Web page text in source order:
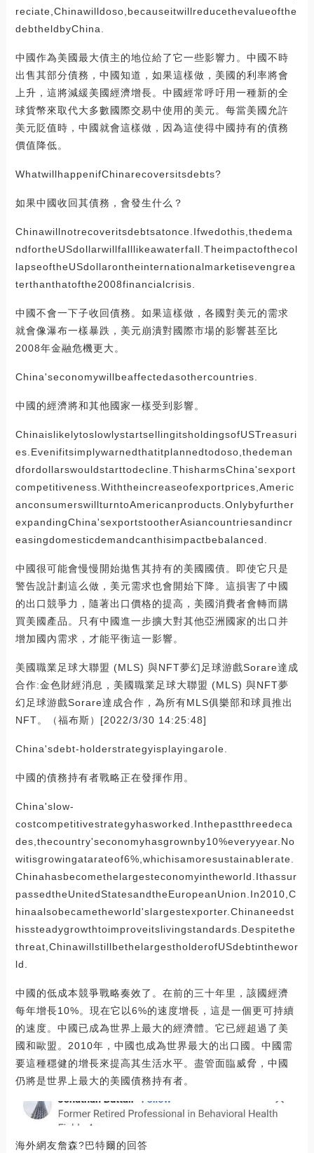
reciate,Chinawilldoso,becauseitwillreducethevalueofthe
debtheldbyChina.
中國作為美國最大債主的地位給了它一些影響力。中國不時
出售其部分債務，中國知道，如果這樣做，美國的利率將會
上升，這將減緩美國經濟增長。中國經常呼吁用一種新的全
球貨幣來取代大多數國際交易中使用的美元。每當美國允許
美元貶值時，中國就會這樣做，因為這使得中國持有的債務
價值降低。
WhatwillhappenifChinarecoversitsdebts?
如果中國收回其債務，會發生什么？
Chinawillnotrecoveritsdebtsatonce.Ifwedothis,thedema
ndfortheUSdollarwillfalllikeawaterfall.Theimpactofthecol
lapseoftheUSdollarontheinternationalmarketisevengrea
terthanthatofthe2008financialcrisis.
中國不會一下子收回債務。如果這樣做，各國對美元的需求
就會像瀑布一樣暴跌，美元崩潰對國際市場的影響甚至比
2008年金融危機更大。
China'seconomywillbeaffectedasothercountries.
中國的經濟將和其他國家一樣受到影響。
ChinaislikelytoslowlystartsellingitsholdingsofUSTreasuri
es.Evenifitsimplywarnedthatitplannedtodoso,thedeman
dfordollarswouldstarttodecline.ThisharmsChina'sexport
competitiveness.Withtheincreaseofexportprices,Americ
anconsumerswillturntoAmericanproducts.Onlybyfurther
expandingChina'sexportstootherAsiancountriesandincr
easingdomesticdemandcanthisimpactbebalanced.
中國很可能會慢慢開始拋售其持有的美國國債。即使它只是
警告說計劃這么做，美元需求也會開始下降。這損害了中國
的出口競爭力，隨著出口價格的提高，美國消費者會轉而購
買美國產品。只有中國進一步擴大對其他亞洲國家的出口并
增加國內需求，才能平衡這一影響。
美國職業足球大聯盟 (MLS) 與NFT夢幻足球游戲Sorare達成
合作:金色財經消息，美國職業足球大聯盟 (MLS) 與NFT夢
幻足球游戲Sorare達成合作，為所有MLS俱樂部和球員推出
NFT。（福布斯）[2022/3/30 14:25:48]
China'sdebt-holderstrategyisplayingarole.
中國的債務持有者戰略正在發揮作用。
China'slow-
costcompetitivestrategyhasworked.Inthepastthreedeca
des,thecountry'seconomyhasgrownby10%everyyear.No
witisgrowingatarateof6%,whichisamoresustainablerate.
Chinahasbecomethelargesteconomyintheworld.Ithassur
passedtheUnitedStatesandtheEuropeanUnion.In2010,C
hinaalsobecametheworld'slargestexporter.Chinaneedst
hissteadygrowthtoimproveitslivingstandards.Despitethe
threat,ChinawillstillbethelargestholderofUSdebtinthewor
ld.
中國的低成本競爭戰略奏效了。在前的三十年里，該國經濟
每年增長10%。現在它以6%的速度增長，這是一個更可持續
的速度。中國已成為世界上最大的經濟體。它已經超過了美
國和歐盟。2010年，中國也成為世界最大的出口國。中國需
要這種穩健的增長來提高其生活水平。盡管面臨威脅，中國
仍將是世界上最大的美國債務持有者。
海外網友詹森?巴特爾的回答